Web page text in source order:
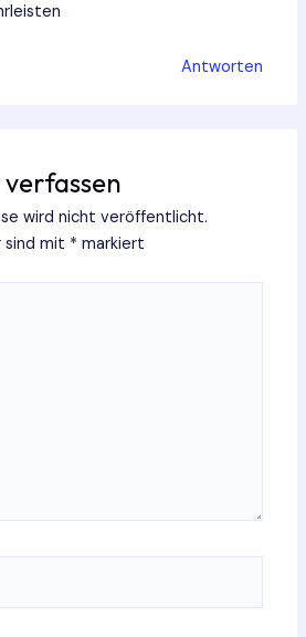
Antworten
wird nicht veröffentlicht.
sind mit * markiert